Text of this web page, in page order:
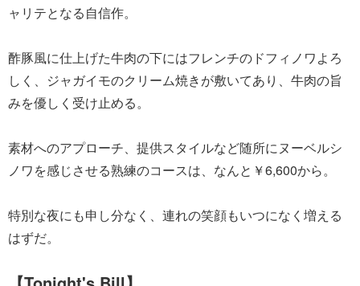
ャリテとなる自信作。
酢豚風に仕上げた牛肉の下にはフレンチのドフィノワよろ
しく、ジャガイモのクリーム焼きが敷いてあり、牛肉の旨
みを優しく受け止める。
素材へのアプローチ、提供スタイルなど随所にヌーベルシ
ノワを感じさせる熟練のコースは、なんと￥6,600から。
特別な夜にも申し分なく、連れの笑顔もいつになく増える
はずだ。